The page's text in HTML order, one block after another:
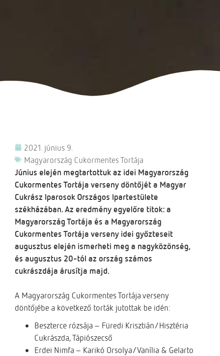
2021. június 9.
Magyarország Cukormentes Tortája
Június elején megtartottuk az idei Magyarország
Cukormentes Tortája verseny döntőjét a Magyar
Cukrász Iparosok Országos Ipartestülete
székházában. Az eredmény egyelőre titok: a
Magyarország Tortája és a Magyarország
Cukormentes Tortája verseny idei győzteseit
augusztus elején ismerheti meg a nagyközönség,
és augusztus 20-tól az ország számos
cukrászdája árusítja majd.
A Magyarország Cukormentes Tortája verseny
döntőjébe a következő torták jutottak be idén:
Beszterce rózsája – Füredi Krisztián/Hisztéria
Cukrászda, Tápiószecső
Erdei Nimfa – Karikó Orsolya/Vanília & Gelarto